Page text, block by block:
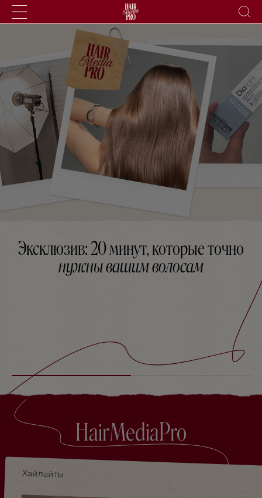
ХАЙЛАЙТЫ
ПРИЧЕСКИ
СТРИЖКИ
УХОД
ОКРАШИВАНИЕ
МУЖЧИНАМ
PRO
БЭКСТЕЙДЖ
ТЕСТ-ДРАЙВ
ИЗУЧИТЬ ТРЕНДЫ
Эксклюзив: 20 минут, которые точно
нужны вашим волосам
HairMediaPro
Хайлайты